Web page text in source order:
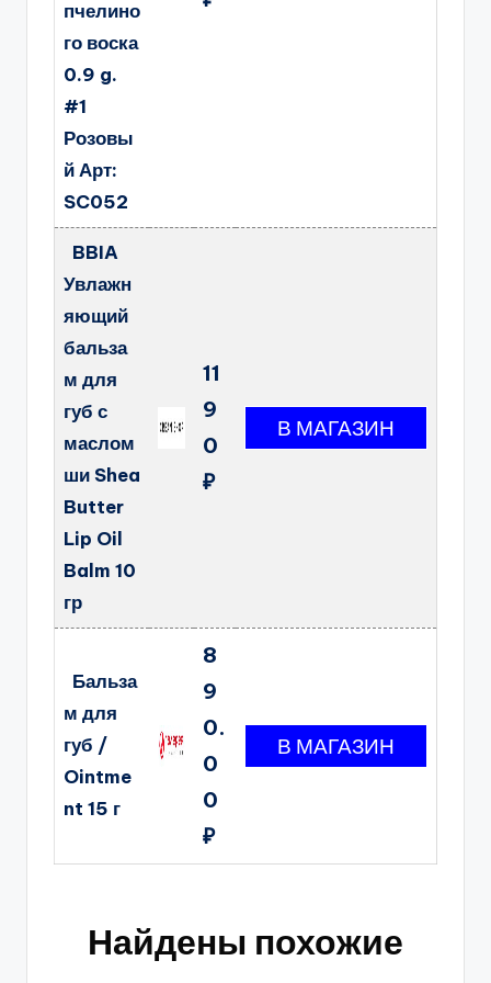
пчелино
го воска
0.9 g.
#1
Розовы
й Арт:
SC052
BBIA
Увлажн
яющий
бальза
м для
губ с
маслом
ши Shea
Butter
Lip Oil
Balm 10
гр
11
9
0
₽
Бальза
м для
губ /
Ointme
nt 15 г
8
9
0.
0
0
₽
Найдены похожие